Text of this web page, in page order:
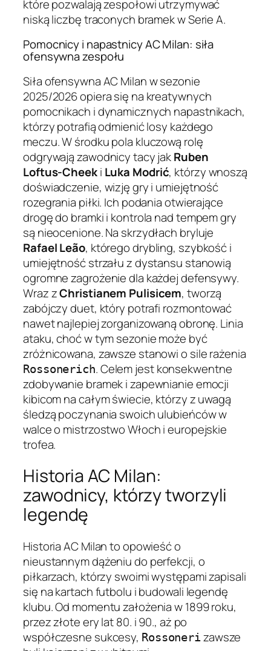
które pozwalają zespołowi utrzymywać
niską liczbę traconych bramek w Serie A.
Pomocnicy i napastnicy AC Milan: siła
ofensywna zespołu
Siła ofensywna AC Milan w sezonie
2025/2026 opiera się na kreatywnych
pomocnikach i dynamicznych napastnikach,
którzy potrafią odmienić losy każdego
meczu. W środku pola kluczową rolę
odgrywają zawodnicy tacy jakRuben
Loftus-Cheeki Luka Modrić, którzy wnoszą
doświadczenie, wizję gry i umiejętność
rozegrania piłki. Ich podania otwierające
drogę do bramki i kontrola nad tempem gry
są nieocenione. Na skrzydłach bryluje
Rafael Leão, którego drybling, szybkość i
umiejętność strzału z dystansu stanowią
ogromne zagrożenie dla każdej defensywy.
Wraz zChristianem Pulisicem, tworzą
zabójczy duet, który potrafi rozmontować
nawet najlepiej zorganizowaną obronę. Linia
ataku, choć w tym sezonie może być
zróżnicowana, zawsze stanowi o sile rażenia
Rossonerich. Celem jest konsekwentne
zdobywanie bramek i zapewnianie emocji
kibicom na całym świecie, którzy z uwagą
śledzą poczynania swoich ulubieńców w
walce o mistrzostwo Włoch i europejskie
trofea.
Historia AC Milan:
zawodnicy, którzy tworzyli
legendę
Historia AC Milan to opowieść o
nieustannym dążeniu do perfekcji, o
piłkarzach, którzy swoimi występami zapisali
się na kartach futbolu i budowali legendę
klubu. Od momentu założenia w 1899 roku,
przez złote ery lat 80. i 90., aż po
współczesne sukcesy, Rossonerizawsze